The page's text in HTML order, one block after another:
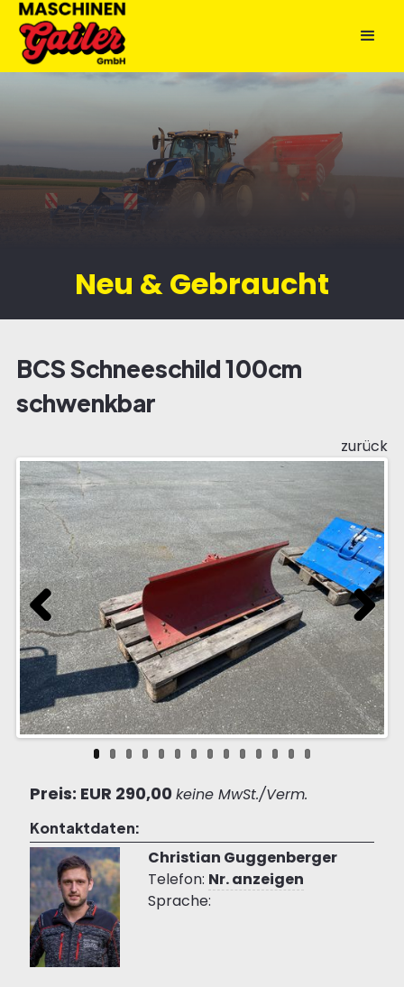
Neu & Gebraucht
BCS Schneeschild 100cm
schwenkbar
zurück
Previous Next
Preis: EUR 290,00 keine MwSt./Verm.
Kontaktdaten:
Christian Guggenberger
Telefon: Nr. anzeigen
Sprache: